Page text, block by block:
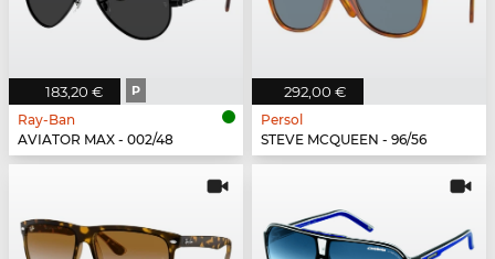
183,20 € P
Ray-Ban
AVIATOR MAX - 002/48
292,00 €
Persol
STEVE MCQUEEN - 96/56